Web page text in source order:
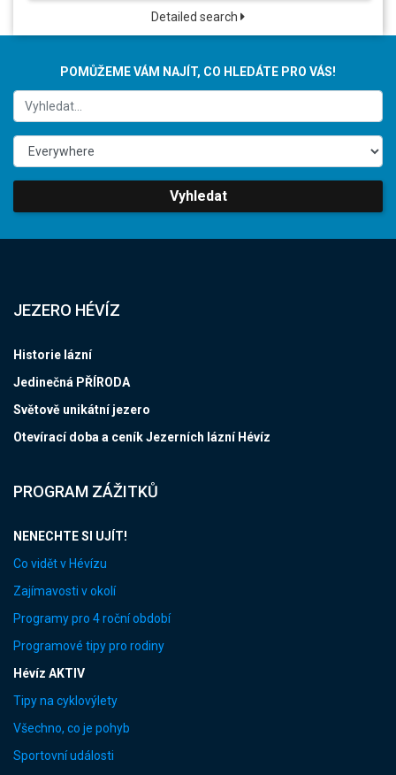
Detailed search
POMŮŽEME VÁM NAJÍT, CO HLEDÁTE PRO VÁS!
Vyhledat
JEZERO HÉVÍZ
Historie lázní
Jedinečná PŘÍRODA
Světově unikátní jezero
Otevírací doba a ceník Jezerních lázní Hévíz
PROGRAM ZÁŽITKŮ
NENECHTE SI UJÍT!
Co vidět v Hévízu
Zajímavosti v okolí
Programy pro 4 roční období
Programové tipy pro rodiny
Hévíz AKTIV
Tipy na cyklovýlety
Všechno, co je pohyb
Sportovní události